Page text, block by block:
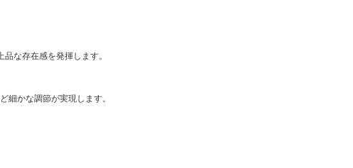
な存在感を発揮します。
かな調節が実現します。